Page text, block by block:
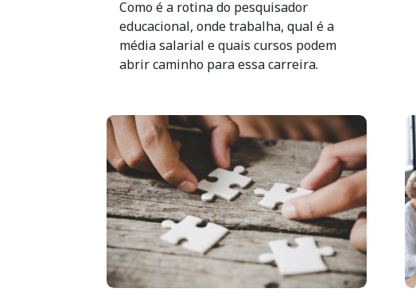
média salarial e quais cursos podem
abrir caminho para essa carreira.
Desenvolvimento Pessoal |
09/07/2026